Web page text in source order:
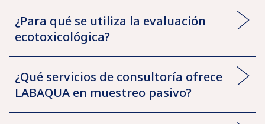
¿Para qué se utiliza la evaluación
ecotoxicológica?
¿Qué servicios de consultoría ofrece
LABAQUA en muestreo pasivo?